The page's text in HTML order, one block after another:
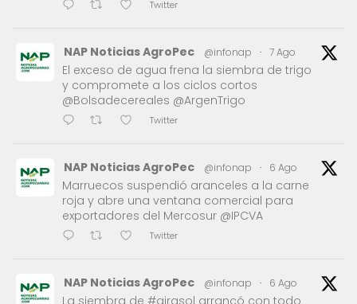
Twitter
NAP Noticias AgroPec @infonap · 7 Ago
El exceso de agua frena la siembra de trigo
y compromete a los ciclos cortos
@Bolsadecereales @ArgenTrigo
Twitter
NAP Noticias AgroPec @infonap · 6 Ago
Marruecos suspendió aranceles a la carne
roja y abre una ventana comercial para
exportadores del Mercosur @IPCVA
Twitter
NAP Noticias AgroPec @infonap · 6 Ago